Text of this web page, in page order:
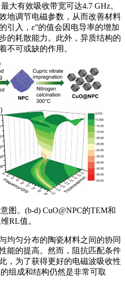
大有效吸收带宽可达4.7 GHz。
地调节电磁参数，从而改善材料
引入， ε″的值会因电导率的增加
的耗散能力。此外，异质结构的
不可或缺的作用。
图。(b-d) CuO@NPC的TEM和
RL值。
均匀分布的陶瓷材料之间的协同
能的提高。然而，阻抗匹配条件
，为了获得更好的电磁波吸收性
组成和结构仍然是非常可取